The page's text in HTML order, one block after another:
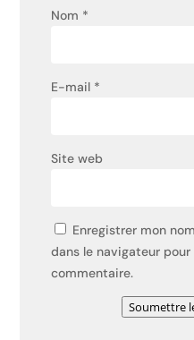
Nom *
E-mail *
Site web
Enregistrer mon
dans le navigateur
commentaire.
Soumettre